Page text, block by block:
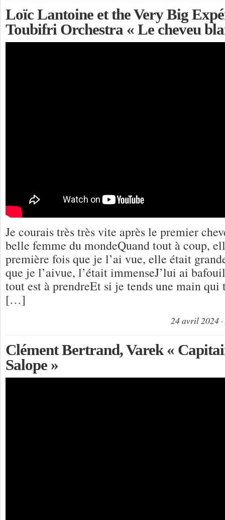
Loïc Lantoine et the Very Big
Toubifri Orchestra « Le cheveu
Je courais très très vite après le premier
belle femme du mondeQuand tout à coup,
première fois que je l’ai vue, elle était
que je l’aivue, l’était immenseJ’lui ai
tout est à prendreEt si je tends une main qui
[…]
24 avril 2024
Clément Bertrand, Varek «
Salope »